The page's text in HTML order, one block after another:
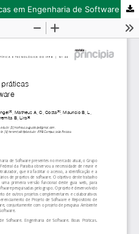
em Engenharia de Software